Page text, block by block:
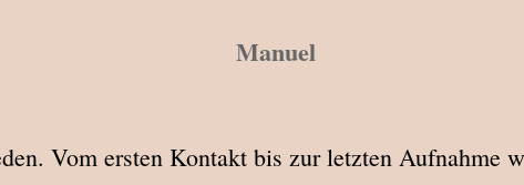
Manuel
Vom ersten Kontakt bis zur letzten Aufnahme